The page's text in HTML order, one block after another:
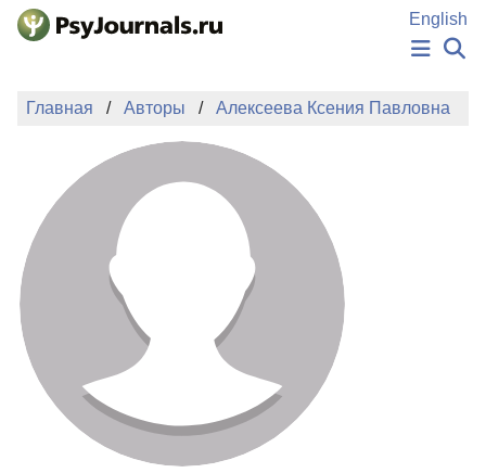
Перейти к основному содержанию
English
НОВОСТИ
АВТОРЫ
ПОДАТЬ РУКОПИСЬ
БАЗА ЗНАНИЙ
КЛЮЧЕВЫЕ СЛОВА
Регистрация
Главная Авторы Алексеева Ксения Павловна